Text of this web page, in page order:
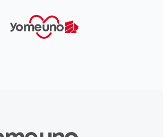
Yomeuno.com